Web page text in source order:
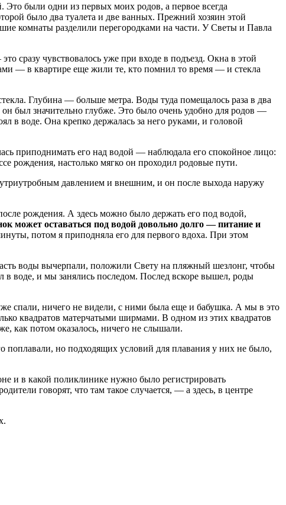
были одни из первых моих родов, а первое всегда
было два туалета и две ванных. Прежний хозяин этой
комнаты разделили перегородками на части. У Светы и Павла
сразу чувствовалось уже при входе в подъезд. Окна в этой
— в квартире еще жили те, кто помнил то время — и стекла
Глубина — больше метра. Воды туда помещалось раза в два
был значительно глубже. Это было очень удобно для родов —
в воде. Она крепко держалась за него руками, и головой
приподнимать его над водой — наблюдала его спокойное лицо:
рождения, настолько мягко он проходил родовые пути.
давлением и внешним, и он после выхода наружу
рождения. А здесь можно было держать его под водой,
может оставаться под водой довольно долго — питание и
потом я приподняла его для первого вдоха. При этом
воды вычерпали, положили Свету на пляжный шезлонг, чтобы
в воде, и мы занялись последом. Послед вскоре вышел, роды
спали, ничего не видели, с ними была еще и бабушка. А мы в это
квадратов матерчатыми ширмами. В одном из этих квадратов
как потом оказалось, ничего не слышали.
но подходящих условий для плавания у них не было,
и в какой поликлинике нужно было регистрировать
говорят, что там такое случается, — а здесь, в центре